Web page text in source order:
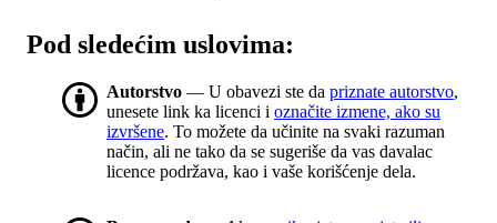
Pod sledećim uslovima:
Autorstvo — U obavezi ste da priznate autorstvo,
unesete link ka licenci i označite izmene, ako su
izvršene. To možete da učinite na svaki razuman
način, ali ne tako da se sugeriše da vas davalac
licence podržava, kao i vaše korišćenje dela.